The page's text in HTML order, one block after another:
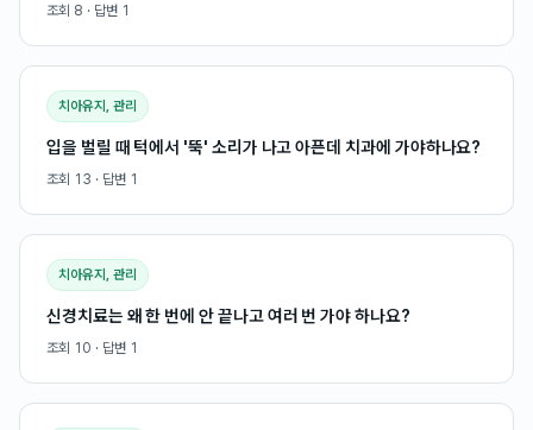
조회 8 · 답변 1
치아유지, 관리
입을 벌릴 때 턱에서 '뚝' 소리가 나고 아픈데 치과에 가야하나요?
조회 13 · 답변 1
치아유지, 관리
신경치료는 왜 한 번에 안 끝나고 여러 번 가야 하나요?
조회 10 · 답변 1